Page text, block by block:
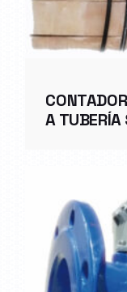
A TUBERÍA